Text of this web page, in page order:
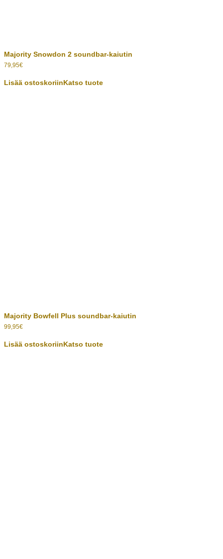
Majority Snowdon 2 soundbar-kaiutin
79,95€
Lisää ostoskoriinKatso tuote
Majority Bowfell Plus soundbar-kaiutin
99,95€
Lisää ostoskoriinKatso tuote